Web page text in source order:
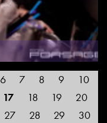
6 7 8 9
10
17 18 19
20
27 28 29
30